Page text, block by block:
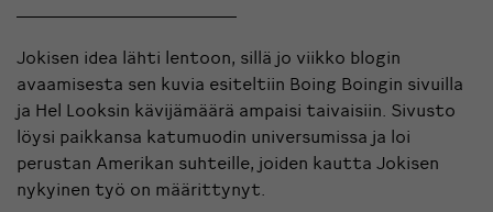
Jokisen idea lähti lentoon, sillä jo viikko blogin
avaamisesta sen kuvia esiteltiin Boing Boingin sivuilla
ja Hel Looksin kävijämäärä ampaisi taivaisiin. Sivusto
löysi paikkansa katumuodin universumissa ja loi
perustan Amerikan suhteille, joiden kautta Jokisen
nykyinen työ on määrittynyt.